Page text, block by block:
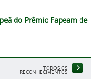
do Prêmio Fapeam de
TODOS OS
RECONHECIMENTOS